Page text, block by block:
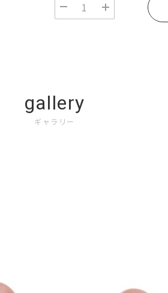
gallery
ギャラリー